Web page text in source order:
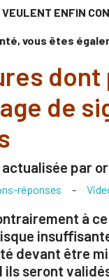
ENFIN
vous êtes
de
par
réponses -
à
devant être
ils seront